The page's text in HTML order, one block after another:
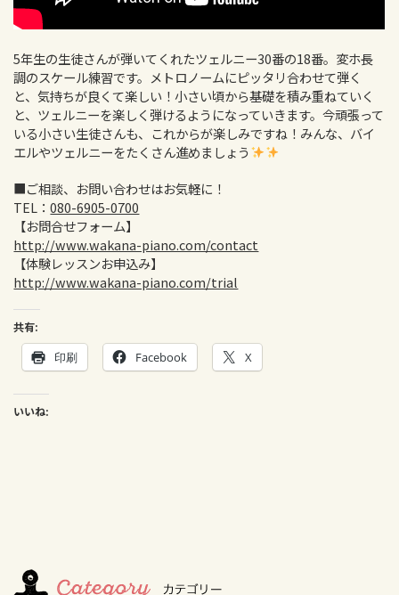
5年生の生徒さんが弾いてくれたツェルニー30番の18番。変ホ長
調のスケール練習です。メトロノームにピッタリ合わせて弾く
と、気持ちが良くて楽しい！小さい頃から基礎を積み重ねていく
と、ツェルニーを楽しく弾けるようになっていきます。今頑張って
いる小さい生徒さんも、これからが楽しみですね！みんな、バイ
エルやツェルニーをたくさん進めましょう
■ご相談、お問い合わせはお気軽に！
TEL：080-6905-0700
【お問合せフォーム】
http://www.wakana-piano.com/contact
【体験レッスンお申込み】
http://www.wakana-piano.com/trial
共有:
印刷 Facebook X
いいね: